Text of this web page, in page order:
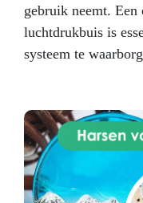
gebruik neemt.
luchtdrukbuis is
systeem te